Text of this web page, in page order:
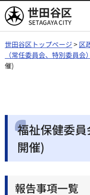
世田谷区
世田谷区トップページ > 区
（常任委員会、特別委員会）
催)
福祉保健委
開催)
報告事項一覧